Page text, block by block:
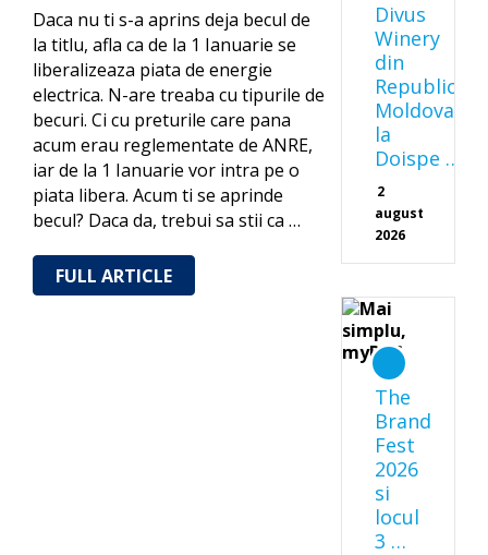
Daca nu ti s-a aprins deja becul de
la titlu, afla ca de la 1 Ianuarie se
liberalizeaza piata de energie
electrica. N-are treaba cu tipurile de
becuri. Ci cu preturile care pana
acum erau reglementate de ANRE,
iar de la 1 Ianuarie vor intra pe o
piata libera. Acum ti se aprinde
becul? Daca da, trebui sa stii ca …
FULL ARTICLE
Divus
Winery
din
Republica
Moldova
la
Doispe …
2
august
2026
The
Brand
Fest
2026
si
locul
3 …